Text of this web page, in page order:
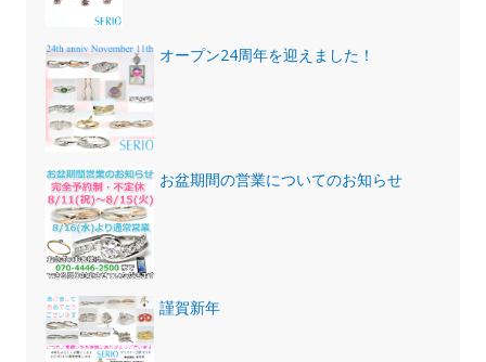
オープン24周年を迎えました！
お盆期間の営業についてのお知らせ
謹賀新年